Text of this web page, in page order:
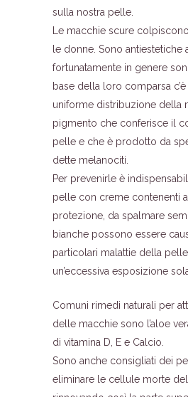
sulla nostra pelle.
Le macchie scure
le donne. Sono antiestetiche
fortunatamente in genere
base della loro comparsa
uniforme distribuzione della
pigmento che conferisce il
pelle e che è prodotto da
dette melanociti.
Per prevenirle è
pelle con creme contenenti
protezione, da spalmare
bianche possono essere
particolari malattie della
un’eccessiva esposizione
Comuni rimedi naturali per
delle macchie sono l’aloe
di vitamina D, E e Calcio.
Sono anche consigliati dei
eliminare le cellule morte